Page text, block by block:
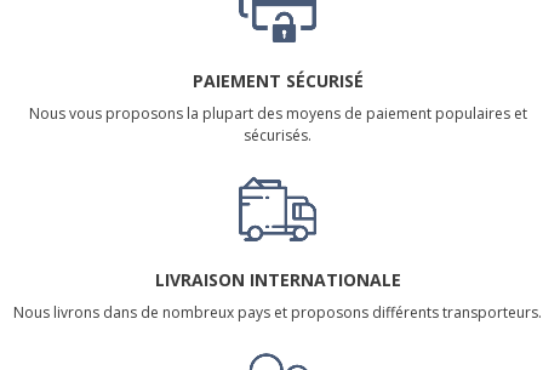
PAIEMENT SÉCURISÉ
Nous vous proposons la plupart des moyens de paiement populaires et
sécurisés.
LIVRAISON INTERNATIONALE
Nous livrons dans de nombreux pays et proposons différents transporteurs.